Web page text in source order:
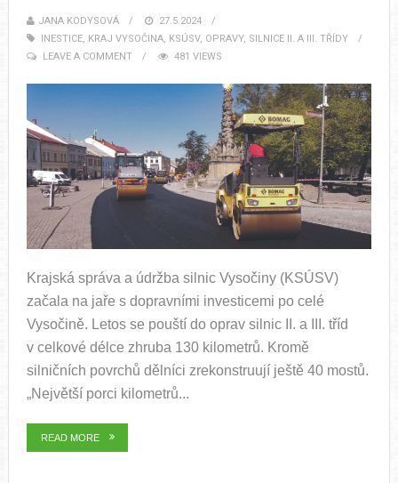
JANA KODYSOVÁ
27.5.2024
INESTICE, KRAJ VYSOČINA, KSÚSV, OPRAVY, SILNICE II. A III. TŘÍDY
LEAVE A COMMENT
481 VIEWS
Krajská správa a údržba silnic Vysočiny (KSÚSV)
začala na jaře s dopravními investicemi po celé
Vysočině. Letos se pouští do oprav silnic II. a III. tříd
v celkové délce zhruba 130 kilometrů. Kromě
silničních povrchů dělníci zrekonstruují ještě 40 mostů.
„Největší porci kilometrů...
READ MORE